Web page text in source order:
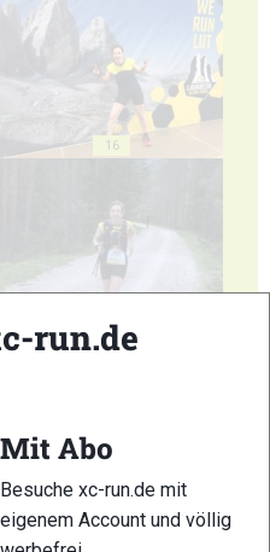
16
20
run.de
Mit Abo
Besuche xc-run.de mit
eigenem Account und völlig